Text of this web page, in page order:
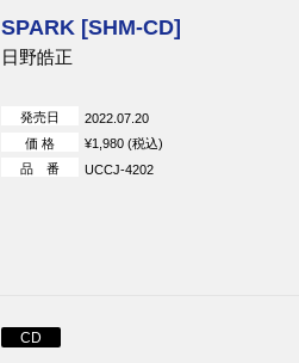
SPARK [SHM-CD]
日野皓正
発売日
2022.07.20
価 格
¥1,980 (税込)
品 番
UCCJ-4202
CD